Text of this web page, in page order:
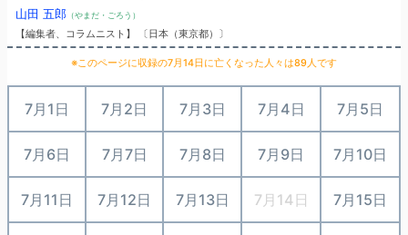
山田 五郎（やまだ・ごろう）
【編集者、コラムニスト】 〔日本（東京都）〕
※このページに収録の7月14日に亡くなった人々は89人です
7月1日 7月2日 7月3日 7月4日 7月5日
7月6日 7月7日 7月8日 7月9日 7月10日
7月11日 7月12日 7月13日 7月14日 7月15日